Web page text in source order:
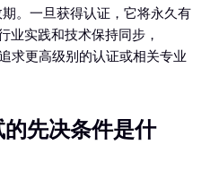
。一旦获得认证，它将永久有
业实践和技术保持同步，
求更高级别的认证或相关专业
先决条件是什